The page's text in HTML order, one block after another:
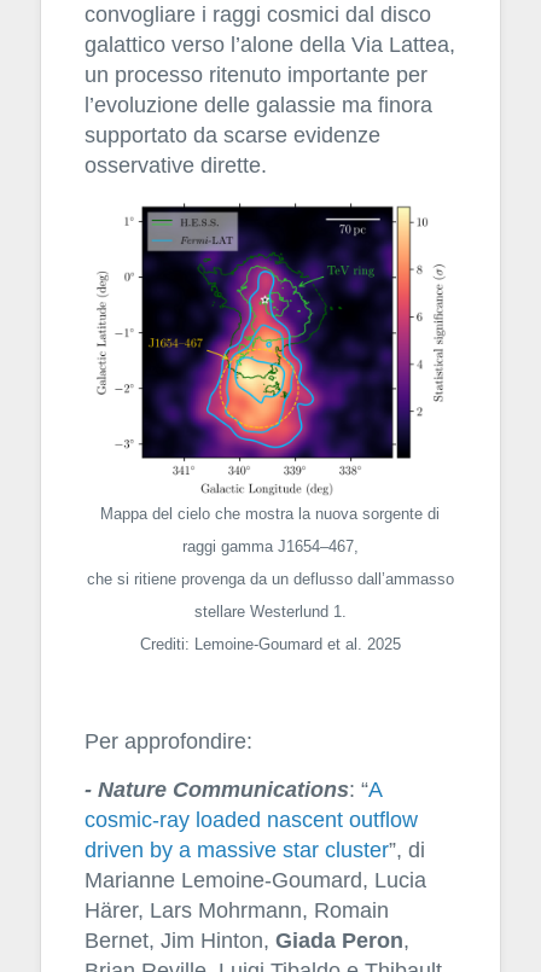
convogliare i raggi cosmici dal disco
galattico verso l’alone della Via Lattea,
un processo ritenuto importante per
l’evoluzione delle galassie ma finora
supportato da scarse evidenze
osservative dirette.
Mappa del cielo che mostra la nuova sorgente di
raggi gamma J1654–467,
che si ritiene provenga da un deflusso dall’ammasso
stellare Westerlund 1.
Crediti: Lemoine-Goumard et al. 2025
Per approfondire:
- Nature Communications: “A
cosmic-ray loaded nascent outflow
driven by a massive star cluster”, di
Marianne Lemoine-Goumard, Lucia
Härer, Lars Mohrmann, Romain
Bernet, Jim Hinton, Giada Peron,